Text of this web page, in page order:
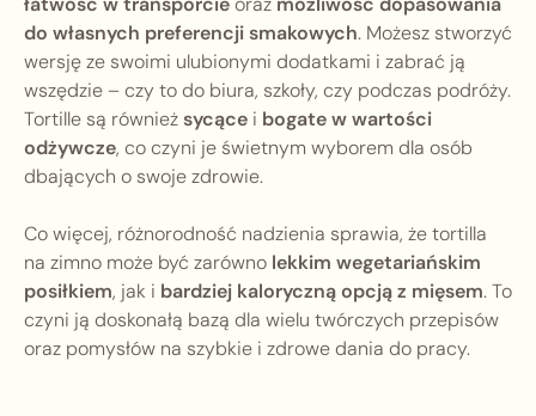
do własnych preferencji smakowych. Możesz stworzyć
wersję ze swoimi ulubionymi dodatkami i zabrać ją
wszędzie – czy to do biura, szkoły, czy podczas podróży.
Tortille są równieżsycące i bogate w wartości
odżywcze, co czyni je świetnym wyborem dla osób
dbających o swoje zdrowie.
Co więcej, różnorodność nadzienia sprawia, że tortilla
na zimno może być zarówno lekkim wegetariańskim
posiłkiem, jak i bardziej kaloryczną opcją z mięsem. To
czyni ją doskonałą bazą dla wielu twórczych przepisów
oraz pomysłów na szybkie i zdrowe dania do pracy.